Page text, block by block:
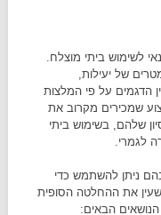
לשימוש ביתי מוצלח.
של יעילות,
הדגמים על פי המלצות
שמכירים מקרוב את
שלהם, בשימוש ביתי
לגמרי.
ניתן להשתמש כדי
את ההחלטה הסופית
הבאים: